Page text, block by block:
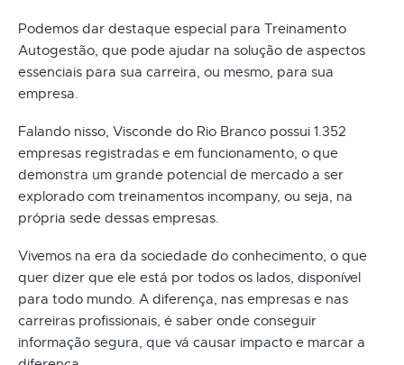
Podemos dar destaque especial para Treinamento
Autogestão, que pode ajudar na solução de aspectos
essenciais para sua carreira, ou mesmo, para sua
empresa.
Falando nisso, Visconde do Rio Branco possui 1.352
empresas registradas e em funcionamento, o que
demonstra um grande potencial de mercado a ser
explorado com treinamentos incompany, ou seja, na
própria sede dessas empresas.
Vivemos na era da sociedade do conhecimento, o que
quer dizer que ele está por todos os lados, disponível
para todo mundo. A diferença, nas empresas e nas
carreiras profissionais, é saber onde conseguir
informação segura, que vá causar impacto e marcar a